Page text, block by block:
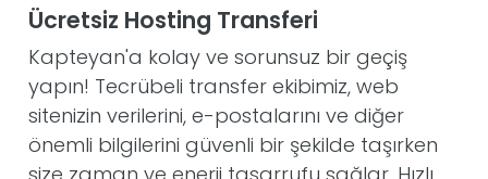
Ücretsiz Hosting Transferi
Kapteyan'a kolay ve sorunsuz bir geçiş
yapın! Tecrübeli transfer ekibimiz, web
sitenizin verilerini, e-postalarını ve diğer
önemli bilgilerini güvenli bir şekilde taşırken